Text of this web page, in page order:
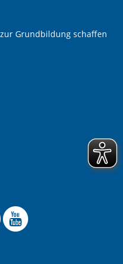
Grundbildung schaffen
Offizielle